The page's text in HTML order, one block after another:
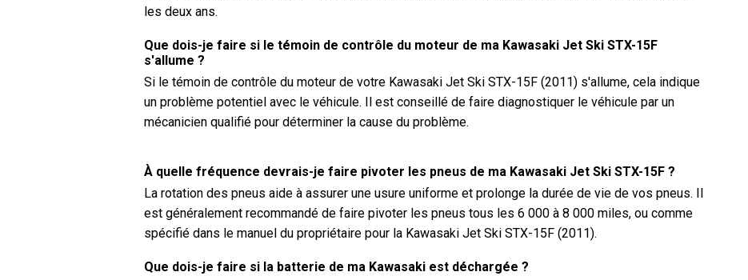
les deux ans.
Que dois-je faire si le témoin de contrôle du moteur de ma Kawasaki Jet Ski STX-15F
s'allume ?
Si le témoin de contrôle du moteur de votre Kawasaki Jet Ski STX-15F (2011) s'allume, cela indique
un problème potentiel avec le véhicule. Il est conseillé de faire diagnostiquer le véhicule par un
mécanicien qualifié pour déterminer la cause du problème.
À quelle fréquence devrais-je faire pivoter les pneus de ma Kawasaki Jet Ski STX-15F ?
La rotation des pneus aide à assurer une usure uniforme et prolonge la durée de vie de vos pneus. Il
est généralement recommandé de faire pivoter les pneus tous les 6 000 à 8 000 miles, ou comme
spécifié dans le manuel du propriétaire pour la Kawasaki Jet Ski STX-15F (2011).
Que dois-je faire si la batterie de ma Kawasaki est déchargée ?